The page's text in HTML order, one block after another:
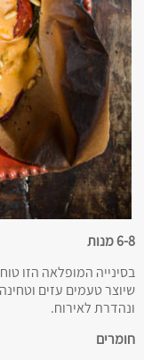
6-8 מנות
בסינייה המופלאה הזו
שיוצר טעמים עזים
ונהדרת לאירוח.
חומרים